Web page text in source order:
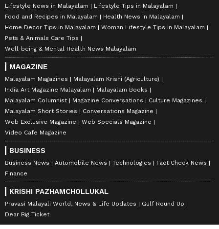
Lifestyle News in Malayalam
Lifestyle Tips in Malayalam
Food and Recipes in Malayalam
Health News in Malayalam
Home Decor Tips in Malayalam
Woman Lifestyle Tips in Malayalam
Pets & Animals Care Tips
Well-being & Mental Health News Malayalam
MAGAZINE
Malayalam Magazines
Malayalam Krishi (Agriculture)
India Art Magazine Malayalam
Malayalam Books
Malayalam Columnist
Magazine Conversations
Culture Magazines
Malayalam Short Stories
Conversations Magazine
Web Exclusive Magazine
Web Specials Magazine
Video Cafe Magazine
BUSINESS
Business News Automobile News Technologies
Fact Check News
Finance
KRISHI PAZHAMCHOLLUKAL
Pravasi Malayali World, News & Life Updates
Gulf Round Up
Dear Big Ticket